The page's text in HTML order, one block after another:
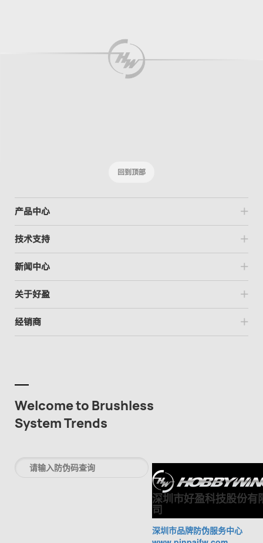
回到顶部
产品中心
技术支持
新闻中心
关于好盈
经销商
Welcome to Brushless
System Trends
深圳市好盈科技股份有
司
深圳市品牌防伪服务中心